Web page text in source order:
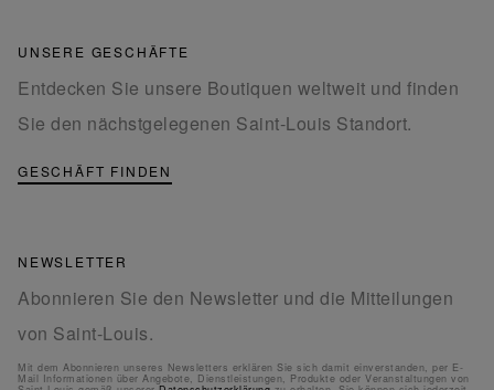
UNSERE GESCHÄFTE
Entdecken Sie unsere Boutiquen weltweit und finden
Sie den nächstgelegenen Saint-Louis Standort.
GESCHÄFT FINDEN
NEWSLETTER
Abonnieren Sie den Newsletter und die Mitteilungen
von Saint-Louis.
Mit dem Abonnieren unseres Newsletters erklären Sie sich damit einverstanden, per E-
Mail Informationen über Angebote, Dienstleistungen, Produkte oder Veranstaltungen von